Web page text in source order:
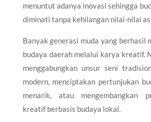
menuntut adanya inovasi sehingga
diminati tanpa kehilangan nilai-nilai
Banyak generasi muda yang berhasil
budaya daerah melalui karya kreatif.
menggabungkan unsur seni
modern, menciptakan pertunjukan
menarik, atau mengembangkan
kreatif berbasis budaya lokal.